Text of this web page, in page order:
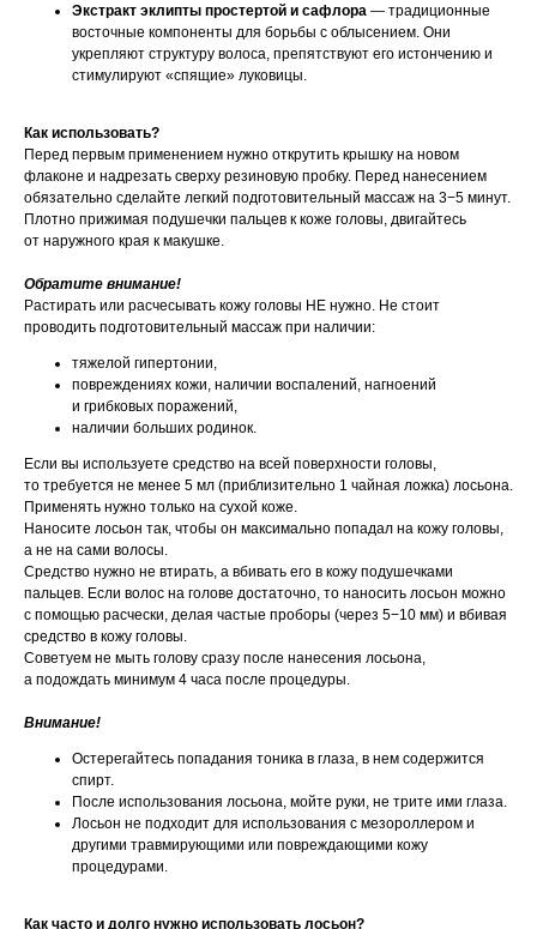
Экстракт эклипты простертой и сафлора — традиционные
восточные компоненты для борьбы с облысением. Они
укрепляют структуру волоса, препятствуют его истончению и
стимулируют «спящие» луковицы.
Как использовать?
Перед первым применением нужно открутить крышку на новом
флаконе и надрезать сверху резиновую пробку. Перед нанесением
обязательно сделайте легкий подготовительный массаж на 3−5 минут.
Плотно прижимая подушечки пальцев к коже головы, двигайтесь
от наружного края к макушке.
Обратите внимание!
Растирать или расчесывать кожу головы НЕ нужно. Не стоит
проводить подготовительный массаж при наличии:
тяжелой гипертонии,
повреждениях кожи, наличии воспалений, нагноений
и грибковых поражений,
наличии больших родинок.
Если вы используете средство на всей поверхности головы,
то требуется не менее 5 мл (приблизительно 1 чайная ложка) лосьона.
Применять нужно только на сухой коже.
Наносите лосьон так, чтобы он максимально попадал на кожу головы,
а не на сами волосы.
Средство нужно не втирать, а вбивать его в кожу подушечками
пальцев. Если волос на голове достаточно, то наносить лосьон можно
с помощью расчески, делая частые проборы (через 5−10 мм) и вбивая
средство в кожу головы.
Советуем не мыть голову сразу после нанесения лосьона,
а подождать минимум 4 часа после процедуры.
Внимание!
Остерегайтесь попадания тоника в глаза, в нем содержится
спирт.
После использования лосьона, мойте руки, не трите ими глаза.
Лосьон не подходит для использования с мезороллером и
другими травмирующими или повреждающими кожу
процедурами.
Как часто и долго нужно использовать лосьон?